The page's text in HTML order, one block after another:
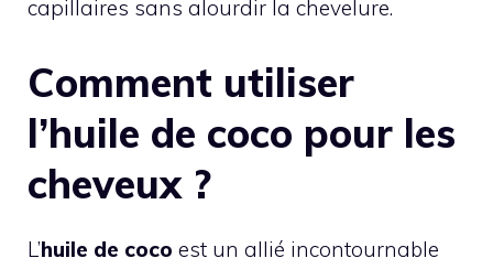
capillaires sans alourdir la chevelure.
Comment utiliser
l’huile de coco pour les
cheveux ?
L’huile de coco est un allié incontournable